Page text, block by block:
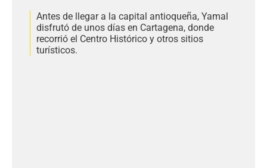
Antes de llegar a la capital antioqueña, Yamal
disfrutó de unos días en Cartagena, donde
recorrió el Centro Histórico y otros sitios
turísticos.